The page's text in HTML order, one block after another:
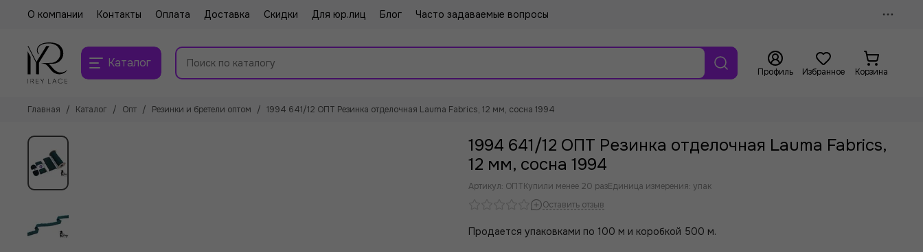
О компании Контакты Оплата Доставка Скидки Для юр.лиц Блог Часто задаваемые вопросы
Каталог
Профиль Избранное Корзина
Главная Каталог Опт Резинки и бретели оптом 1994 641/12 ОПТ Резинка отделочная Lauma Fabrics, 12 мм, сосна 1994
1994 641/12 ОПТ Резинка отделочная Lauma Fabrics,
12 мм, сосна 1994
Артикул: ОПТКупили менее 20 разЕдиница измерения: упак
Оставить отзыв
Продается упаковками по 100 м и коробкой 500 м.